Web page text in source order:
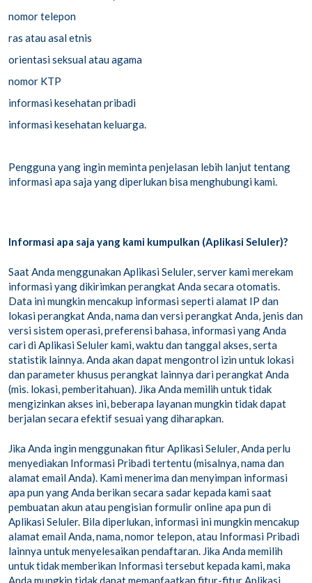
nomor telepon
ras atau asal etnis
orientasi seksual atau agama
nomor KTP
informasi kesehatan pribadi
informasi kesehatan keluarga.
Pengguna yang ingin meminta penjelasan lebih lanjut tentang
informasi apa saja yang diperlukan bisa menghubungi kami.
Informasi apa saja yang kami kumpulkan (Aplikasi Seluler)?
Saat Anda menggunakan Aplikasi Seluler, server kami merekam
informasi yang dikirimkan perangkat Anda secara otomatis.
Data ini mungkin mencakup informasi seperti alamat IP dan
lokasi perangkat Anda, nama dan versi perangkat Anda, jenis dan
versi sistem operasi, preferensi bahasa, informasi yang Anda
cari di Aplikasi Seluler kami, waktu dan tanggal akses, serta
statistik lainnya. Anda akan dapat mengontrol izin untuk lokasi
dan parameter khusus perangkat lainnya dari perangkat Anda
(mis. lokasi, pemberitahuan). Jika Anda memilih untuk tidak
mengizinkan akses ini, beberapa layanan mungkin tidak dapat
berjalan secara efektif sesuai yang diharapkan.
Jika Anda ingin menggunakan fitur Aplikasi Seluler, Anda perlu
menyediakan Informasi Pribadi tertentu (misalnya, nama dan
alamat email Anda). Kami menerima dan menyimpan informasi
apa pun yang Anda berikan secara sadar kepada kami saat
pembuatan akun atau pengisian formulir online apa pun di
Aplikasi Seluler. Bila diperlukan, informasi ini mungkin mencakup
alamat email Anda, nama, nomor telepon, atau Informasi Pribadi
lainnya untuk menyelesaikan pendaftaran. Jika Anda memilih
untuk tidak memberikan Informasi tersebut kepada kami, maka
Anda mungkin tidak dapat memanfaatkan fitur-fitur Aplikasi